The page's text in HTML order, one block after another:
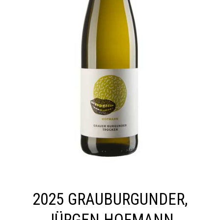
2025 GRAUBURGUNDER,